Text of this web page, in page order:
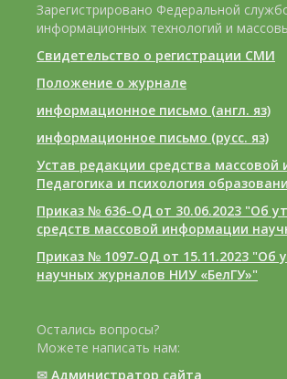
Зарегистрировано Федеральной
информационных технологий и
Свидетельство о регистрации СМИ
Положение о журнале
информационное письмо (англ. яз)
информационное письмо (русс. яз)
Устав редакции средства
Педагогика и психология
Приказ № 636-ОД от 30.06.2023 "Об
средств массовой информации
Приказ № 1097-ОД от 15.11.2023 "Об
научных журналов НИУ «БелГУ»"
Остались вопросы?
Можете написать нам:
✉ Администратор сайта